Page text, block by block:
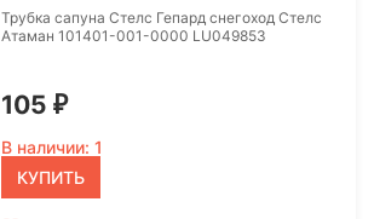
Трубка сапуна Стелс Гепард снегоход Стелс
Атаман 101401-001-0000 LU049853
105 ₽
В наличии: 1
КУПИТЬ